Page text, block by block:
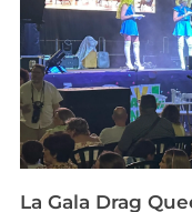
La Gala Drag